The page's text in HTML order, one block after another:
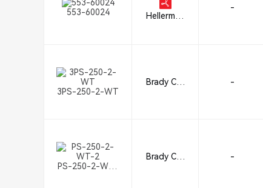
553-60024
Hellerman
-
3PS-250-2-WT
Brady Cor
-
PS-250-2-WT-
Brady Cor
-